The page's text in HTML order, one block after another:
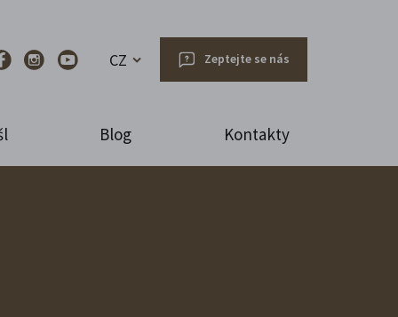
CZ Zeptejte se nás
Blog Kontakty